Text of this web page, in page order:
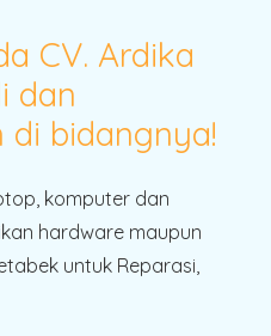
CV. Ardika
dan
di bidangnya!
komputer dan
hardware maupun
untuk Reparasi,